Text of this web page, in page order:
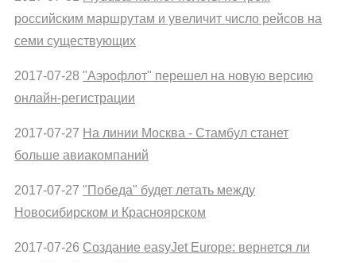
российским маршрутам и увеличит число рейсов на
семи существующих
2017-07-28 "Аэрофлот" перешел на новую версию
онлайн-регистрации
2017-07-27 На линии Москва - Стамбул станет
больше авиакомпаний
2017-07-27 "Победа" будет летать между
Новосибирском и Красноярском
2017-07-26 Создание easyJet Europe: вернется ли